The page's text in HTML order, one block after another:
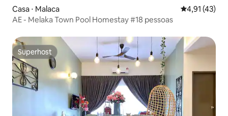
Casa ⋅ Malaca 4,91 de uma
4,91 (43)
AE - Melaka Town Pool Homestay #18 pessoas
Superhost
Superhost